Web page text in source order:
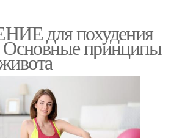
для похудения
принципы